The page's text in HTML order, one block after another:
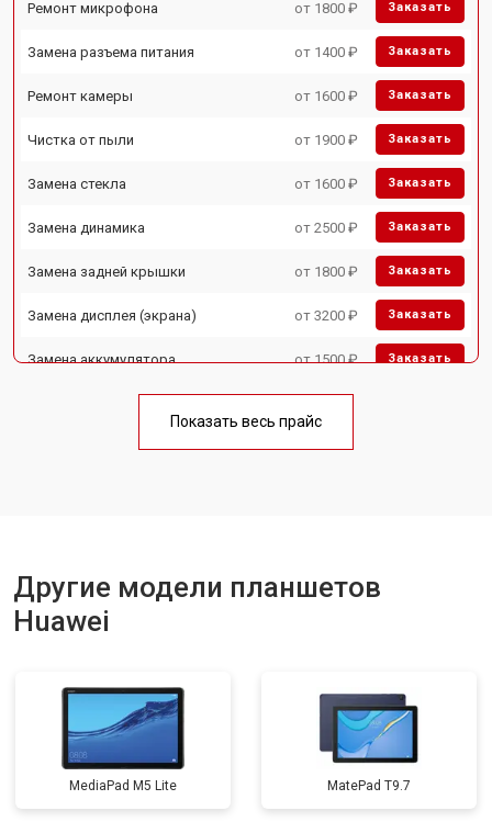
Ремонт микрофона от 1800 ₽ Заказать
Замена разъема питания от 1400 ₽ Заказать
Ремонт камеры от 1600 ₽ Заказать
Чистка от пыли от 1900 ₽ Заказать
Замена стекла от 1600 ₽ Заказать
Замена динамика от 2500 ₽ Заказать
Замена задней крышки от 1800 ₽ Заказать
Замена дисплея (экрана) от 3200 ₽ Заказать
Замена аккумулятора от 1500 ₽ Заказать
Замена материнской платы от 3200 ₽
Показать весь прайс
Другие модели планшетов
Huawei
MediaPad M5 Lite MatePad T9.7